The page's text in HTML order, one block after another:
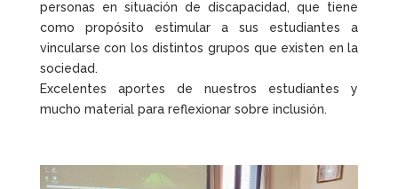
personas en situación de discapacidad, que tiene
como propósito estimular a sus estudiantes a
vincularse con los distintos grupos que existen en la
sociedad.
Excelentes aportes de nuestros estudiantes y
mucho material para reflexionar sobre inclusión.